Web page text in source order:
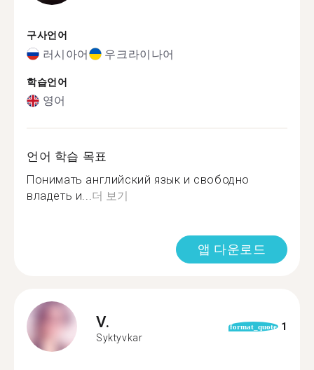
구사언어
러시아어 우크라이나어
학습언어
영어
언어 학습 목표
Понимать английский язык и свободно
владеть и...더 보기
앱 다운로드
V.
Syktyvkar
format_quote 1